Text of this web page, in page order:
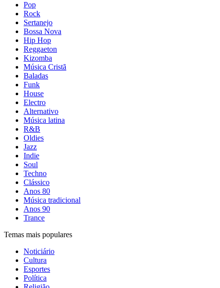
Pop
Rock
Sertanejo
Bossa Nova
Hip Hop
Reggaeton
Kizomba
Música Cristã
Baladas
Funk
House
Electro
Alternativo
Música latina
R&B
Oldies
Jazz
Indie
Soul
Techno
Clássico
Anos 80
Música tradicional
Anos 90
Trance
Temas mais populares
Noticiário
Cultura
Esportes
Política